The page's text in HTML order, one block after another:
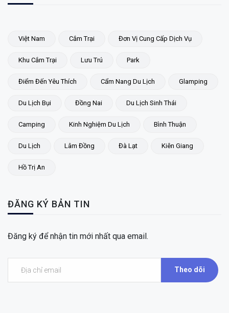
Việt Nam Cắm Trại Đơn Vị Cung Cấp Dịch Vụ
Khu Cắm Trại Lưu Trú Park
Điểm Đến Yêu Thích Cẩm Nang Du Lịch Glamping
Du Lịch Bụi Đồng Nai Du Lịch Sinh Thái
Camping Kinh Nghiệm Du Lịch Bình Thuận
Du Lịch Lâm Đồng Đà Lạt Kiên Giang
Hồ Trị An
ĐĂNG KÝ BẢN TIN
Đăng ký để nhận tin mới nhất qua email.
Theo dõi